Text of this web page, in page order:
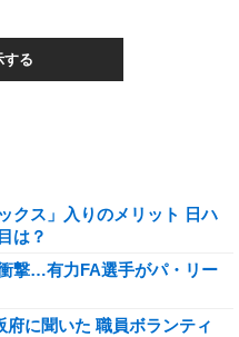
する
クス」入りのメリット 日ハ
は？
撃…有力FA選手がパ・リー
に聞いた 職員ボランティ